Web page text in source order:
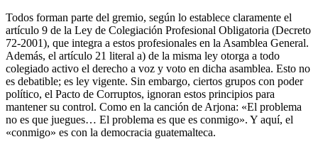
Todos forman parte del gremio, según lo establece claramente el
artículo 9 de la Ley de Colegiación Profesional Obligatoria (Decreto
72-2001), que integra a estos profesionales en la Asamblea General.
Además, el artículo 21 literal a) de la misma ley otorga a todo
colegiado activo el derecho a voz y voto en dicha asamblea. Esto no
es debatible; es ley vigente. Sin embargo, ciertos grupos con poder
político, el Pacto de Corruptos, ignoran estos principios para
mantener su control. Como en la canción de Arjona: «El problema
no es que juegues… El problema es que es conmigo». Y aquí, el
«conmigo» es con la democracia guatemalteca.